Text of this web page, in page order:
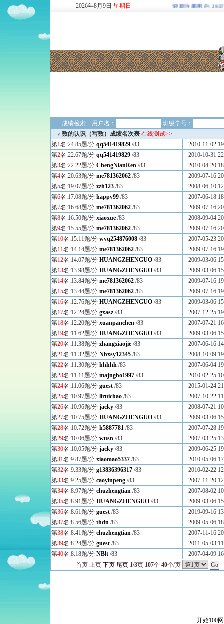
2026年8月 9日 星期日 欢迎新注册用户:
成绩检索 用户名：
班级学号：
v 数的认识（写数）成绩名次表 在线测试>>
第1名:24.85题/分 qq541419829 /83
2010-11-02
第2名:22.67题/分 qq541419829 /83
2010-10-31
第3名:22.22题/分 ChengNianRen /83
2010-04-20
第4名:20.63题/分 me781362062 /83
2009-07-16
第5名:19.07题/分 zzh123 /83
2008-06-10
第6名:17.08题/分 happy99 /83
2007-06-18
第7名:16.68题/分 me781362062 /83
2009-07-16
第8名:16.50题/分 xiaoxue /83
2008-09-04
第9名:15.55题/分 me781362062 /83
2009-07-16
第10名:15.11题/分 wyq254876008 /83
2007-05-23
第11名:14.14题/分 me781362062 /83
2009-07-16
第12名:14.07题/分 HUANGZHENGUO /83
2009-03-06
第13名:13.98题/分 HUANGZHENGUO /83
2009-03-06
第14名:13.84题/分 me781362062 /83
2009-07-16
第15名:13.44题/分 me781362062 /83
2009-07-16
第16名:12.76题/分 HUANGZHENGUO /83
2009-03-06
第17名:12.24题/分 gxasz /83
2007-12-25
第18名:12.20题/分 xuanpanchen /83
2007-07-21
第19名:11.62题/分 HUANGZHENGUO /83
2009-03-06
第20名:11.38题/分 zhangxiaojie /83
2007-06-16
第21名:11.32题/分 Nbxsy12345 /83
2008-10-09
第22名:11.30题/分 hhhhh /83
2007-06-04
第23名:11.11题/分 majngbo1997 /83
2010-02-25
第24名:11.06题/分 guest /83
2015-01-24
第25名:10.97题/分 liruichao /83
2007-10-22
第26名:10.96题/分 jacky /83
2008-07-21
第27名:10.75题/分 HUANGZHENGUO /83
2009-03-06
第28名:10.72题/分 h5887781 /83
2007-07-28
第29名:10.06题/分 wusn /83
2007-03-25
第30名:10.05题/分 jacky /83
2009-06-25
第31名:9.87题/分 xiaomao5337 /83
2010-05-06
第32名:9.33题/分 g13836396317 /83
2010-02-22
第33名:9.25题/分 caoyinpeng /83
2007-11-20
第34名:8.97题/分 chuzhengtian /83
2007-08-02
第35名:8.91题/分 HUANGZHENGUO /83
2009-03-06
第36名:8.61题/分 guest /83
2019-09-16
第37名:8.56题/分 thdn /83
2009-05-06
第38名:8.41题/分 chuzhengtian /83
2007-11-16
第39名:8.24题/分 guest /83
2011-05-03
第40名:8.18题/分 NBlt /83
2007-04-09
首页 上页 下页 尾页 1/3页 107个 40个/页
开始100